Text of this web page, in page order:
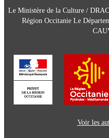
Le Ministère de la Culture /
Région Occitanie Le
Voir les